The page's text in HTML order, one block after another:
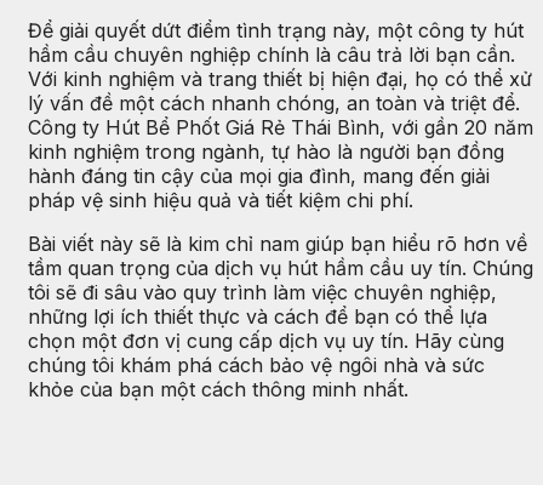
Để giải quyết dứt điểm tình trạng này, một công ty hút
hầm cầu chuyên nghiệp chính là câu trả lời bạn cần.
Với kinh nghiệm và trang thiết bị hiện đại, họ có thể xử
lý vấn đề một cách nhanh chóng, an toàn và triệt để.
Công ty Hút Bể Phốt Giá Rẻ Thái Bình, với gần 20 năm
kinh nghiệm trong ngành, tự hào là người bạn đồng
hành đáng tin cậy của mọi gia đình, mang đến giải
pháp vệ sinh hiệu quả và tiết kiệm chi phí.
Bài viết này sẽ là kim chỉ nam giúp bạn hiểu rõ hơn về
tầm quan trọng của dịch vụ hút hầm cầu uy tín. Chúng
tôi sẽ đi sâu vào quy trình làm việc chuyên nghiệp,
những lợi ích thiết thực và cách để bạn có thể lựa
chọn một đơn vị cung cấp dịch vụ uy tín. Hãy cùng
chúng tôi khám phá cách bảo vệ ngôi nhà và sức
khỏe của bạn một cách thông minh nhất.